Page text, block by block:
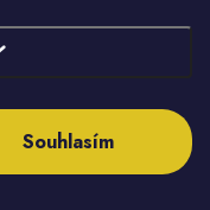
Souhlasím